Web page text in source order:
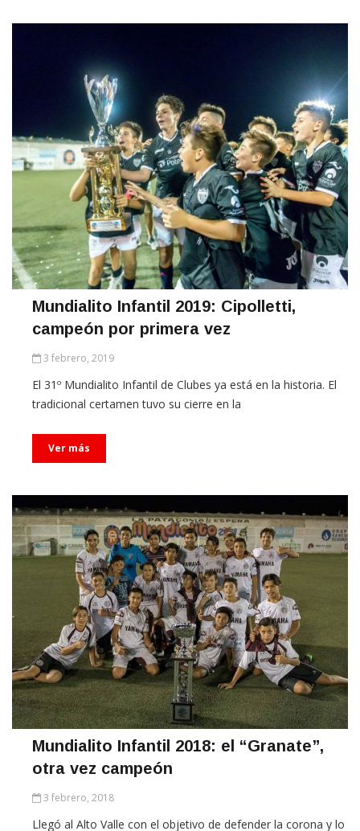
Mundialito Infantil 2019: Cipolletti,
campeón por primera vez
3 febrero, 2019
El 31º Mundialito Infantil de Clubes ya está en la historia. El
tradicional certamen tuvo su cierre en la
Ver más
Mundialito Infantil 2018: el “Granate”,
otra vez campeón
3 febrero, 2018
Llegó al Alto Valle con el objetivo de defender la corona y lo